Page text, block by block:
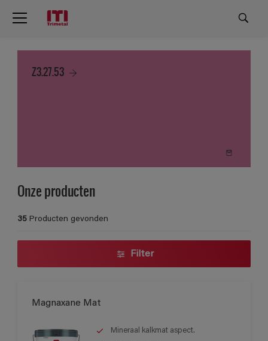
Z3.27.53
Onze producten
35 Producten gevonden
Filter
Magnaxane Mat
Mineraal kalkmat aspect.